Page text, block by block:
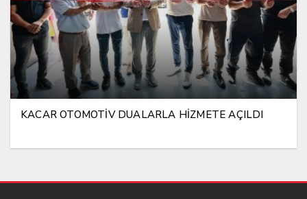
KACAR OTOMOTİV DUALARLA HİZMETE AÇILDI